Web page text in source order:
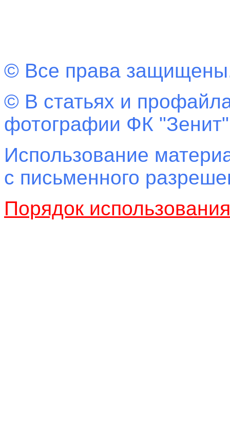
© Все права
© В статьях и
фотографии ФК
Использование
с письменного
Порядок